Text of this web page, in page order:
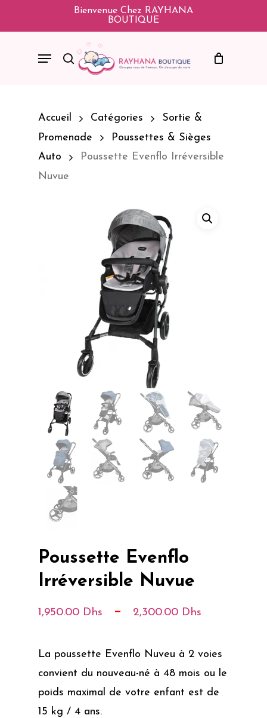
Bienvenue Chez RAYHANA
BOUTIQUE
Search
Menu
Accueil Catégories
Sortie &
Promenade
Poussettes & Sièges
Auto
Poussette Evenflo Irréversible
Nuvue
Poussette Evenflo
Irréversible Nuvue
1,950.00 Dhs – 2,300.00 Dhs
Prix :
À
La poussette Evenflo Nuveu à 2 voies
convient du nouveau-né à 48 mois ou le
poids maximal de votre enfant est de
15 kg / 4 ans.